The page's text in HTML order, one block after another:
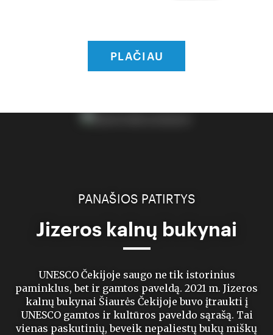
PLAČIAU
PANAŠIOS PATIRTYS
Jizeros kalnų bukynai
UNESCO Čekijoje saugo ne tik istorinius
paminklus, bet ir gamtos paveldą. 2021 m. Jizeros
kalnų bukynai Šiaurės Čekijoje buvo įtraukti į
UNESCO gamtos ir kultūros paveldo sąrašą. Tai
vienas paskutinių, beveik nepaliestų bukų miškų